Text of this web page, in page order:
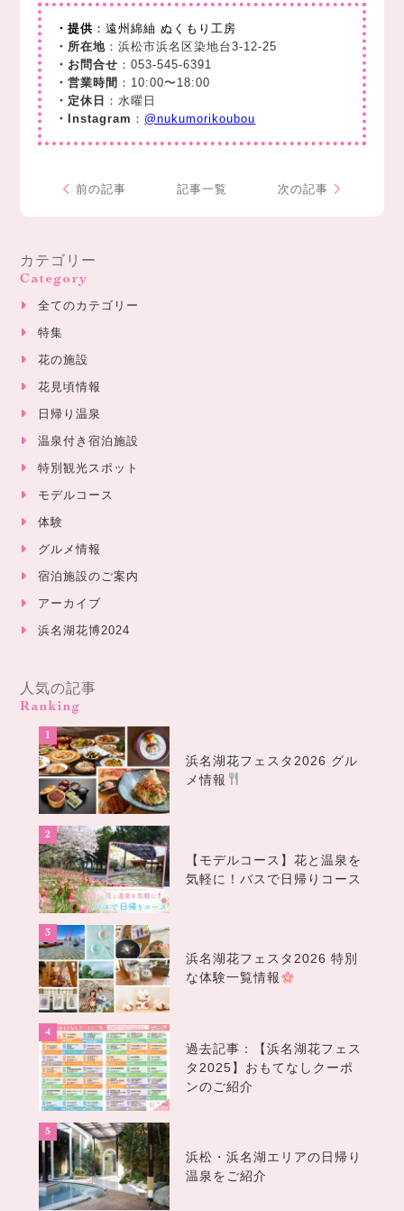
・提供 ：遠州綿紬 ぬくもり工房
・所在地 ：浜松市浜名区染地台3-12-25
・お問合せ ：053-545-6391
・営業時間 ：10:00〜18:00
・定休日 ：水曜日
・Instagram ： @nukumorikoubou
前の記事 記事一覧 次の記事
カテゴリー
Category
全てのカテゴリー
特集
花の施設
花見頃情報
日帰り温泉
温泉付き宿泊施設
特別観光スポット
モデルコース
体験
グルメ情報
宿泊施設のご案内
アーカイブ
浜名湖花博2024
人気の記事
Ranking
浜名湖花フェスタ2026 グル
メ情報
【モデルコース】花と温泉を
気軽に！バスで日帰りコース
浜名湖花フェスタ2026 特別
な体験一覧情報
過去記事：【浜名湖花フェス
タ2025】おもてなしクーポ
ンのご紹介
浜松・浜名湖エリアの日帰り
温泉をご紹介